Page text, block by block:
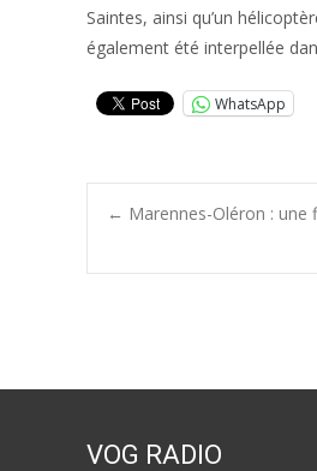
Saintes, ainsi qu’un
également été interpellée
WhatsApp
Post
← Marennes-Oléron : une
VOG RADIO